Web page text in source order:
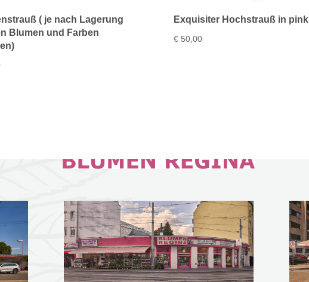
( je nach Lagerung
Blumen und Farben
Exquisiter Hochstrauß in pink
€50,00